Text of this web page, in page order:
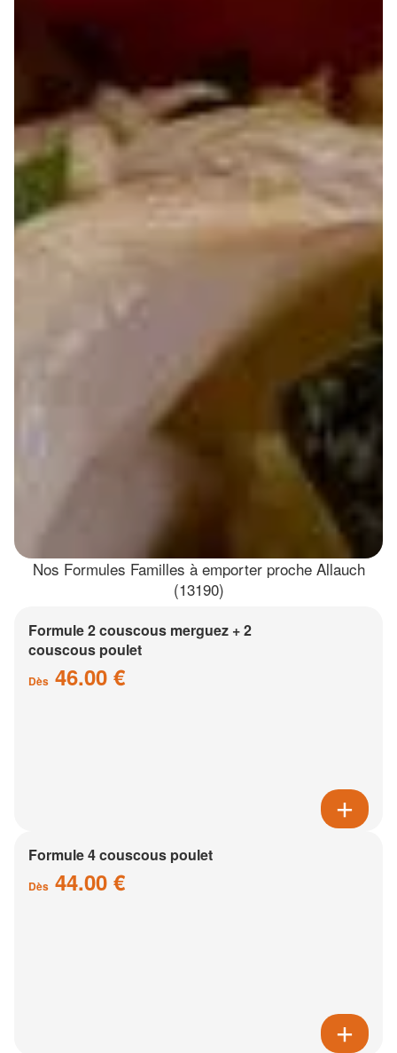
Nos Formules Familles à emporter proche Allauch
(13190)
Formule 2 couscous merguez + 2
couscous poulet
Dès 46.00 €
Formule 4 couscous poulet
Dès 44.00 €